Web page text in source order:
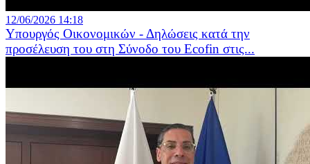
12/06/2026 14:18
Υπουργός Οικονομικών - Δηλώσεις κατά την
προσέλευση του στη Σύνοδο του Ecofin στις...